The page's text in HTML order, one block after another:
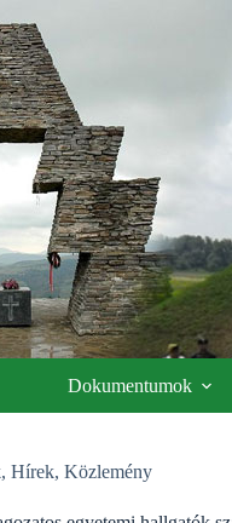
Dokumentumok
, Hírek, Közlemény